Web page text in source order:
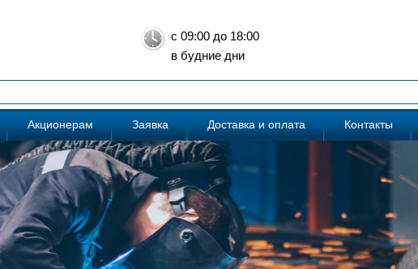
с 09:00 до 18:00
в будние дни
Акционерам Заявка Доставка и оплата Контакты